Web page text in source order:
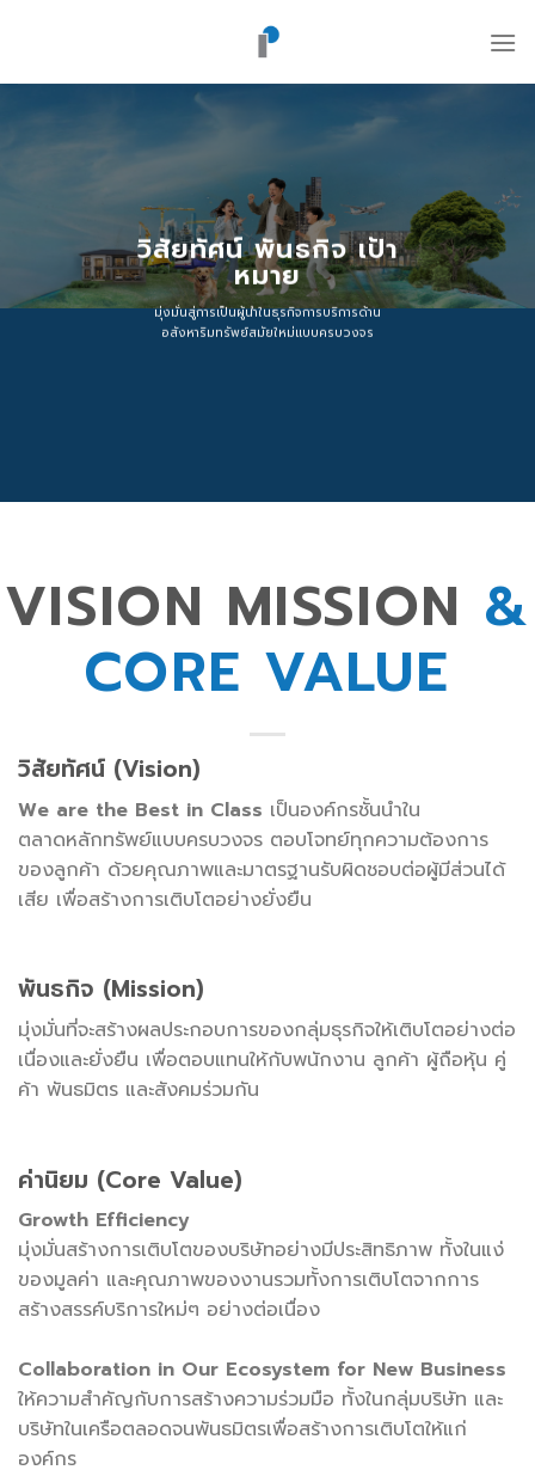
วิสัยทัศน์ พันธกิจ เป้า
หมาย
มุ่งมั่นสู่การเป็นผู้นำในธุรกิจการบริการด้าน
อสังหาริมทรัพย์สมัยใหม่แบบครบวงจร
VISION MISSION &
CORE VALUE
วิสัยทัศน์ (Vision)
We are the Best in Class เป็นองค์กรชั้นนำใน
ตลาดหลักทรัพย์แบบครบวงจร ตอบโจทย์ทุกความต้องการ
ของลูกค้า ด้วยคุณภาพและมาตรฐานรับผิดชอบต่อผู้มีส่วนได้
เสีย เพื่อสร้างการเติบโตอย่างยั่งยืน
พันธกิจ (Mission)
มุ่งมั่นที่จะสร้างผลประกอบการของกลุ่มธุรกิจให้เติบโตอย่างต่อ
เนื่องและยั่งยืน เพื่อตอบแทนให้กับพนักงาน ลูกค้า ผู้ถือหุ้น คู่
ค้า พันธมิตร และสังคมร่วมกัน
ค่านิยม (Core Value)
Growth Efficiency
มุ่งมั่นสร้างการเติบโตของบริษัทอย่างมีประสิทธิภาพ ทั้งในแง่
ของมูลค่า และคุณภาพของงานรวมทั้งการเติบโตจากการ
สร้างสรรค์บริการใหม่ๆ อย่างต่อเนื่อง
Collaboration in Our Ecosystem for New Business
ให้ความสำคัญกับการสร้างความร่วมมือ ทั้งในกลุ่มบริษัท และ
บริษัทในเครือตลอดจนพันธมิตรเพื่อสร้างการเติบโตให้แก่
องค์กร